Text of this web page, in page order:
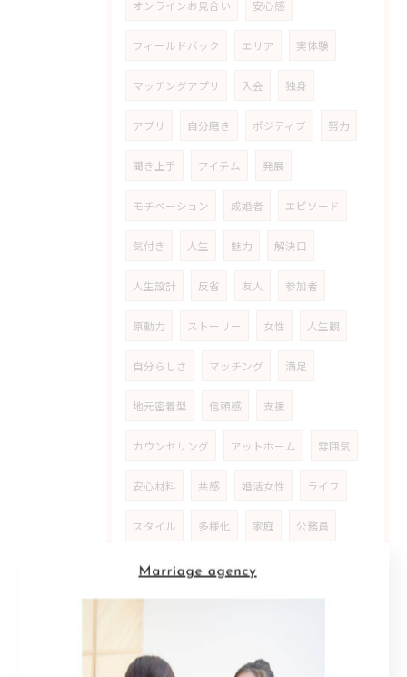
オンラインお見合い 安心感
フィールドバック エリア 実体験
マッチングアプリ 入会 独身
アプリ 自分磨き ポジティブ 努力
聞き上手 アイテム 発展
モチベーション 成婚者 エピソード
気付き 人生 魅力 解決口
人生設計 反省 友人 参加者
原動力 ストーリー 女性 人生観
自分らしさ マッチング 満足
地元密着型 信頼感 支援
カウンセリング アットホーム 雰囲気
安心材料 共感 婚活女性 ライフ
スタイル 多様化 家庭 公務員
生き方 優先 順位